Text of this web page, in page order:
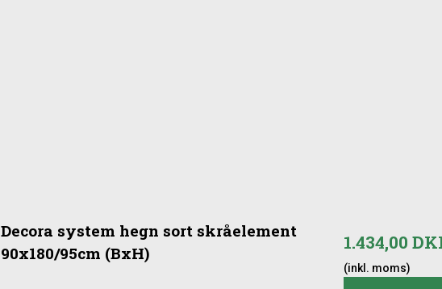
Decora system hegn sort skråelement
90x180/95cm (BxH)
1.434,00
(inkl. moms)